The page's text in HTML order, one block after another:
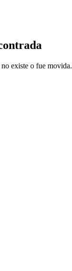
existe o fue movida.